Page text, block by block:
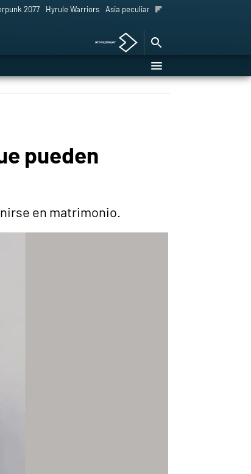
2077 Hyrule Warriors Asia peculiar tradición
pueden
en matrimonio.